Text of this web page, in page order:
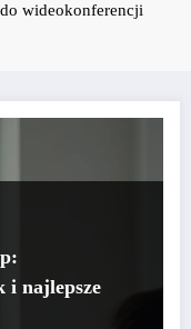
wideokonferencji
i najlepsze